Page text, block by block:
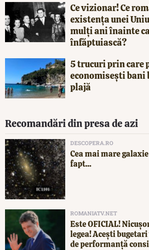
Ce vizionar! Ce
existența unei
mulți ani înainte ca
înfăptuiască?
5 trucuri prin care
economisești
plajă
Recomandări din presa de azi
DESCOPERA.RO
Cea mai mare
fapt...
ROMANIATV.NET
Este OFICIAL!
legea! Acești
de performanță